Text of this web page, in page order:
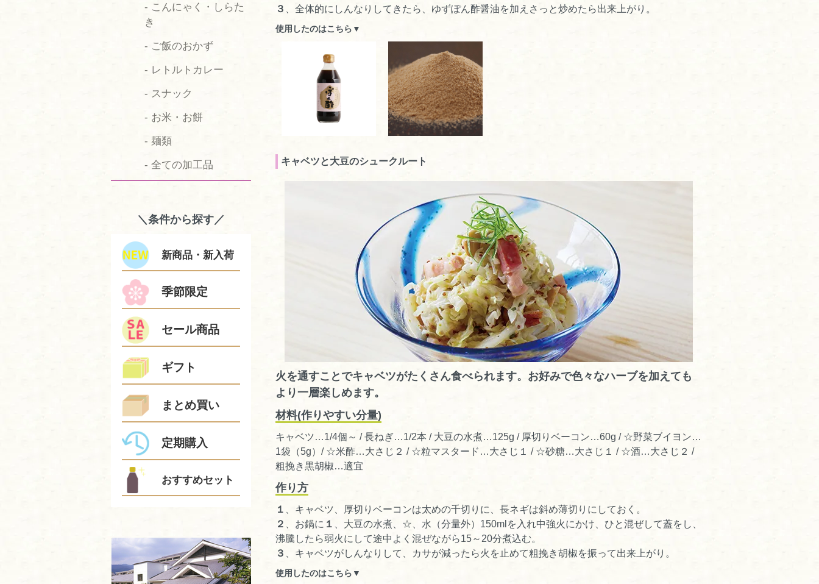
３
、全体的にしんなりしてきたら、ゆずぽん酢醤油を加えさっと炒めたら出来上がり。
使用したのはこちら▼
キャベツと大豆のシュークルート
火を通すことでキャベツがたくさん食べられます。お好みで色々なハーブを加えても
より一層楽しめます。
材料(作りやすい分量)
キャベツ…1/4個～ / 長ねぎ…1/2本 / 大豆の水煮…125g / 厚切りベーコン…60g / ☆野菜ブイヨン…
1袋（5g）/ ☆米酢…大さじ２ / ☆粒マスタード…大さじ１ / ☆砂糖…大さじ１ / ☆酒…大さじ２ /
粗挽き黒胡椒…適宜
作り方
１
、キャベツ、厚切りベーコンは太めの千切りに、長ネギは斜め薄切りにしておく。
２
、お鍋に １
、大豆の水煮、☆、水（分量外）150mlを入れ中強火にかけ、ひと混ぜして蓋をし、
沸騰したら弱火にして途中よく混ぜながら15～20分煮込む。
３
、キャベツがしんなりして、カサが減ったら火を止めて粗挽き胡椒を振って出来上がり。
使用したのはこちら▼
- こんにゃく・しらた
き
- ご飯のおかず
- レトルトカレー
- スナック
- お米・お餅
- 麺類
- 全ての加工品
＼条件から探す／
新商品・新入荷
季節限定
セール商品
ギフト
まとめ買い
定期購入
おすすめセット